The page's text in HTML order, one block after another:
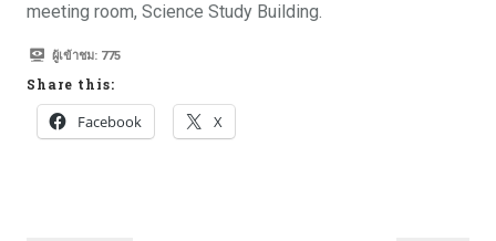
meeting room, Science Study Building.
ผู้เข้าชม: 775
Share this:
Facebook X